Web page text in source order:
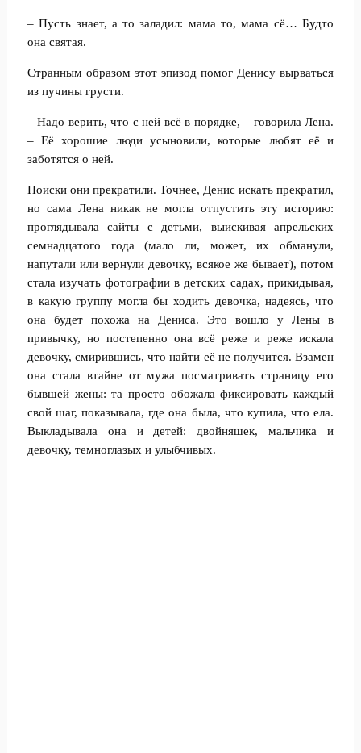
– Пусть знает, а то заладил: мама то, мама сё… Будто
она святая.
Странным образом этот эпизод помог Денису вырваться
из пучины грусти.
– Надо верить, что с ней всё в порядке, – говорила Лена.
– Её хорошие люди усыновили, которые любят её и
заботятся о ней.
Поиски они прекратили. Точнее, Денис искать прекратил,
но сама Лена никак не могла отпустить эту историю:
проглядывала сайты с детьми, выискивая апрельских
семнадцатого года (мало ли, может, их обманули,
напутали или вернули девочку, всякое же бывает), потом
стала изучать фотографии в детских садах, прикидывая,
в какую группу могла бы ходить девочка, надеясь, что
она будет похожа на Дениса. Это вошло у Лены в
привычку, но постепенно она всё реже и реже искала
девочку, смирившись, что найти её не получится. Взамен
она стала втайне от мужа посматривать страницу его
бывшей жены: та просто обожала фиксировать каждый
свой шаг, показывала, где она была, что купила, что ела.
Выкладывала она и детей: двойняшек, мальчика и
девочку, темноглазых и улыбчивых.